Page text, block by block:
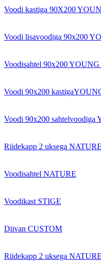
Voodi kastiga 90X200
Voodi lisavoodiga 90x200
Voodisahtel 90x200 YOUNG
Voodi 90x200
Voodi 90x200 sahtelvoodiga
Riidekapp 2 uksega NATURE
Voodisahtel NATURE
Voodikast STIGE
Diivan CUSTOM
Riidekapp 2 uksega NATURE